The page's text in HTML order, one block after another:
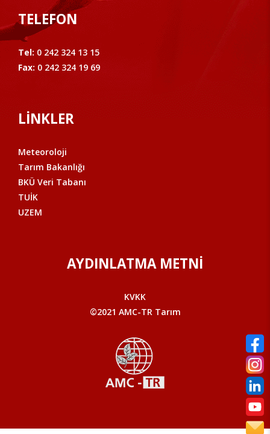
TELEFON
Tel: 0 242 324 13 15
Fax: 0 242 324 19 69
LİNKLER
Meteoroloji
Tarım Bakanlığı
BKÜ Veri Tabanı
TUİK
UZEM
AYDINLATMA METNİ
KVKK
©2021 AMC-TR Tarım